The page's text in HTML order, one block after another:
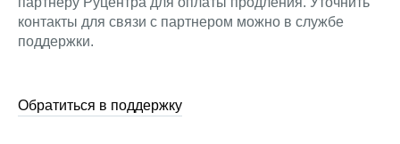
контакты для связи с партнером можно в службе
поддержки.
Обратиться в поддержку